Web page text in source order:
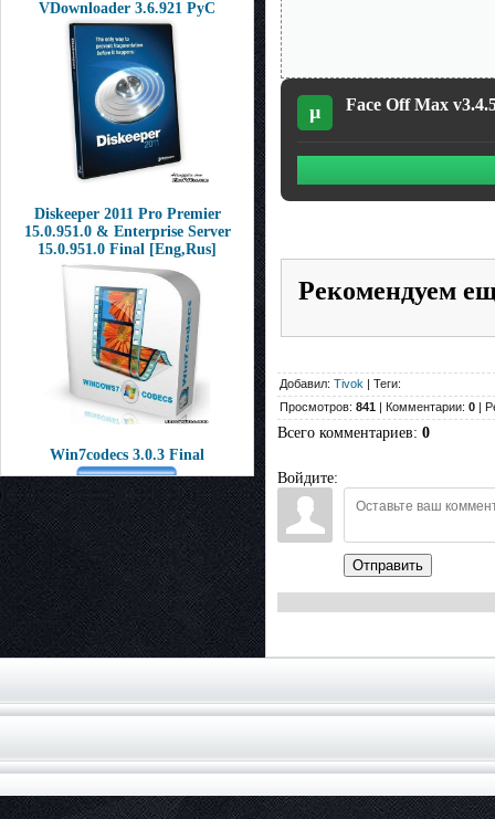
VDownloader 3.6.921 РуС
Diskeeper 2011 Pro Premier
15.0.951.0 & Enterprise Server
15.0.951.0 Final [Eng,Rus]
Win7codecs 3.0.3 Final
µ Face Off Max
Рекомендуем
Добавил: Tivok | Теги:
Просмотров: 841 | Комментарии: 0 |
Всего комментариев: 0
Войдите:
Отправить